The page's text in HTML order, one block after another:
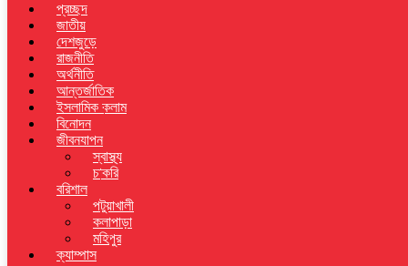
প্রচ্ছদ
জাতীয়
দেশজুড়ে
রাজনীতি
অর্থনীতি
আন্তর্জাতিক
ইসলামিক কলাম
বিনোদন
জীবনযাপন
স্বাস্থ্য
চাকরি
বরিশাল
পটুয়াখালী
কলাপাড়া
মহিপুর
ক্যাম্পাস